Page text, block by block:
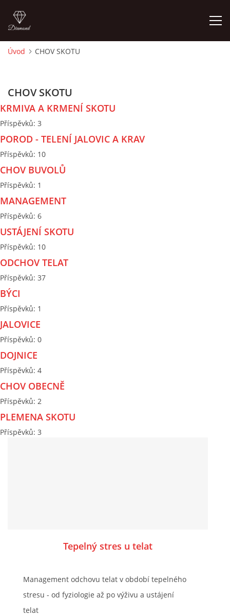
PORADNA PRO CHOVATELE
O AUTOROVI, KONTAKTY
ZÁKLADY CHOVATELSTVÍ
CHOV SKOTU
CHOV KOZ
CHOV OVCÍ
CHOV PRASAT
CHOV NUTRIÍ
EKOLOGICKÉ ZEMĚDĚLSTVÍ
PŘEDNÁŠKY
ZPRACOVÁNÍ MLÉKA
PASTVA ZVÍŘAT - VÝPOČET ZATÍŽENÍ PASTVINY
LÉKÁRNIČKA NAŠICH BABIČEK A DĚDŮ
Standa Staněk
Úvod CHOV SKOTU
CHOV SKOTU
KRMIVA A KRMENÍ SKOTU
Příspěvků: 3
POROD - TELENÍ JALOVIC A KRAV
Příspěvků: 10
CHOV BUVOLŮ
Příspěvků: 1
MANAGEMENT
Příspěvků: 6
USTÁJENÍ SKOTU
Příspěvků: 10
ODCHOV TELAT
Příspěvků: 37
BÝCI
Příspěvků: 1
JALOVICE
Příspěvků: 0
DOJNICE
Příspěvků: 4
CHOV OBECNĚ
Příspěvků: 2
PLEMENA SKOTU
Příspěvků: 3
Tepelný stres u telat
Management odchovu telat v období tepelného
stresu - od fyziologie až po výživu a ustájení
telat